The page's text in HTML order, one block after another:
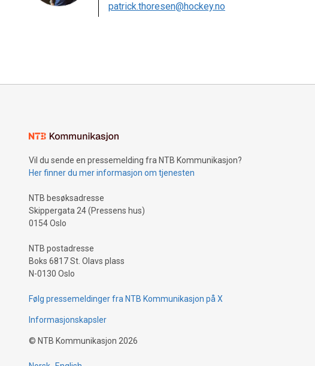
patrick.thoresen@hockey.no
Vil du sende en pressemelding fra NTB Kommunikasjon?
Her finner du mer informasjon om tjenesten
NTB besøksadresse
Skippergata 24 (Pressens hus)
0154 Oslo
NTB postadresse
Boks 6817 St. Olavs plass
N-0130 Oslo
Følg pressemeldinger fra NTB Kommunikasjon på X
Informasjonskapsler
© NTB Kommunikasjon 2026